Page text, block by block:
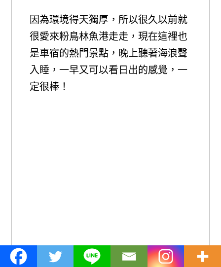
因為環境得天獨厚，所以很久以前就
很愛來粉鳥林魚港走走，現在這裡也
是車宿的熱門景點，晚上聽著海浪聲
入睡，一早又可以看日出的感覺，一
定很棒！